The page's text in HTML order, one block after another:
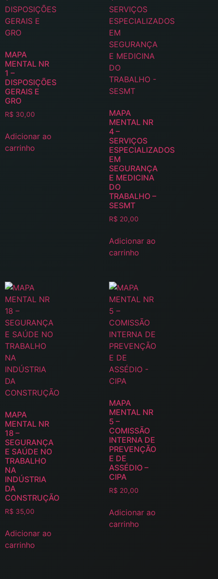
MAPA
MENTAL NR
1 –
DISPOSIÇÕES
GERAIS E
GRO
R$ 30,00
Adicionar ao
carrinho
MAPA
MENTAL NR
4 –
SERVIÇOS
ESPECIALIZADOS
EM
SEGURANÇA
E MEDICINA
DO
TRABALHO –
SESMT
R$ 20,00
Adicionar ao
carrinho
MAPA
MENTAL NR
18 –
SEGURANÇA
E SAÚDE NO
TRABALHO
NA
INDÚSTRIA
DA
CONSTRUÇÃO
R$ 35,00
Adicionar ao
carrinho
MAPA
MENTAL NR
5 –
COMISSÃO
INTERNA DE
PREVENÇÃO
E DE
ASSÉDIO –
CIPA
R$ 20,00
Adicionar ao
carrinho